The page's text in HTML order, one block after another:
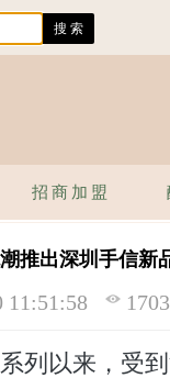
招商加盟
推出深圳手信新
11:51:58
列以来，受